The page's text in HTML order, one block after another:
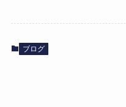
ブログ